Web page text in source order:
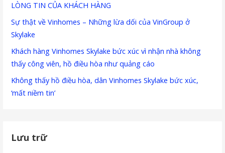
LÒNG TIN CỦA KHÁCH HÀNG
Sự thật về Vinhomes – Những lừa dối của VinGroup ở
Skylake
Khách hàng Vinhomes Skylake bức xúc vì nhận nhà không
thấy công viên, hồ điều hòa như quảng cáo
Không thấy hồ điều hòa, dân Vinhomes Skylake bức xúc,
‘mất niềm tin’
Lưu trữ